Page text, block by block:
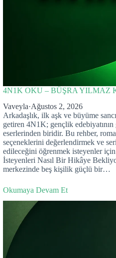
4N1K OKU – BÜŞRA YILMAZ
Vaveyla·Ağustos 2, 2026
Arkadaşlık, ilk aşk ve büyüme
getiren 4N1K; gençlik
eserlerinden biridir. Bu rehber,
seçeneklerini değerlendirmek ve
edileceğini öğrenmek isteyenler
İsteyenleri Nasıl Bir Hikâye
merkezinde beş kişilik güçlü bir…
Okumaya Devam Et